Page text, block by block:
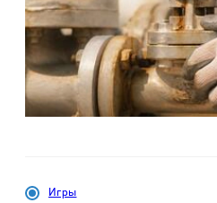
Игры